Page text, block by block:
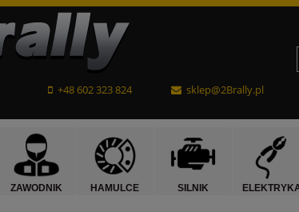
+48 602 323 824 sklep@2Brally.pl
ZAWODNIK HAMULCE SILNIK